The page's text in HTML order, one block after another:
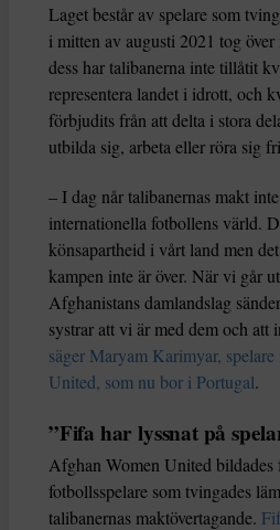
Laget består av spelare som
i mitten av augusti 2021 tog
dess har talibanerna inte tillåtit
representera landet i idrott, och
förbjudits från att delta i stora
utbilda sig, arbeta eller röra sig
– I dag når talibanernas makt
internationella fotbollens värld.
könsapartheid i vårt land men
kampen inte är över. När vi går
Afghanistans damlandslag
systrar att vi är med dem och att
säger Maryam Karimyar,
United, som nu bor i Portugal.
”Fifa har lyssnat på
Afghan Women United bildades
fotbollsspelare som tvingades
talibanernas maktövertagande.